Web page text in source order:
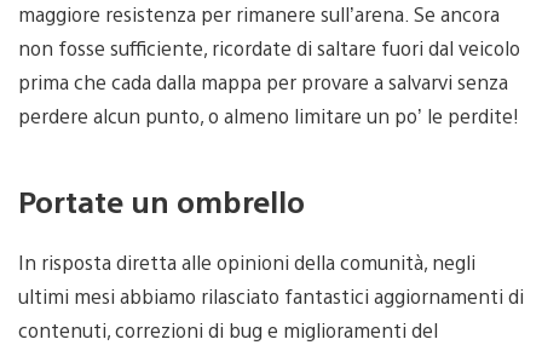
maggiore resistenza per rimanere sull’arena. Se ancora
non fosse sufficiente, ricordate di saltare fuori dal veicolo
prima che cada dalla mappa per provare a salvarvi senza
perdere alcun punto, o almeno limitare un po’ le perdite!
Portate un ombrello
In risposta diretta alle opinioni della comunità, negli
ultimi mesi abbiamo rilasciato fantastici aggiornamenti di
contenuti, correzioni di bug e miglioramenti del